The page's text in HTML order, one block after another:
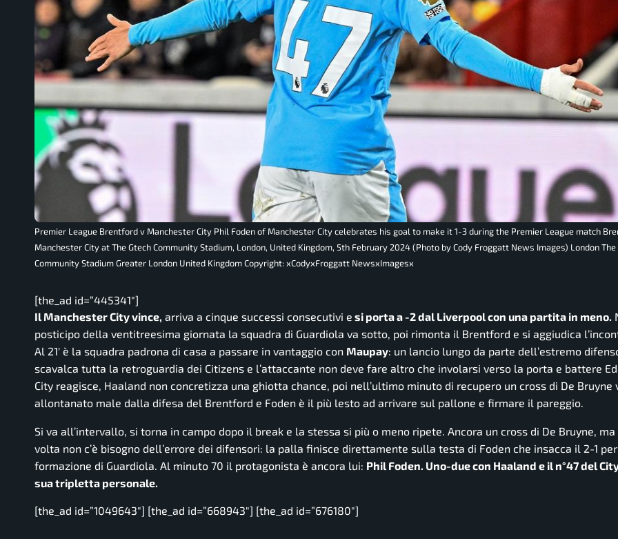
Premier League Brentford v Manchester City Phil Foden of Manchester City celebrates his goal to make it 1-3 during the Premier League match
Manchester City at The Gtech Community Stadium, London, United Kingdom, 5th February 2024 (Photo by Cody Froggatt News Images) London The
Community Stadium Greater London United Kingdom Copyright: xCodyxFroggatt NewsxImagesx
[the_ad id=”445341″]
Il Manchester City vince, arriva a cinque successi consecutivi e si porta a -2 dal Liverpool con una partita in meno.
posticipo della ventitreesima giornata la squadra di Guardiola va sotto, poi rimonta il Brentford e si aggiudica
Al 21′ è la squadra padrona di casa a passare in vantaggio con Maupay: un lancio lungo da parte dell’estremo
scavalca tutta la retroguardia dei Citizens e l’attaccante non deve fare altro che involarsi verso la porta e battere
City reagisce, Haaland non concretizza una ghiotta chance, poi nell’ultimo minuto di recupero un cross di De Bruyne
allontanato male dalla difesa del Brentford e Foden è il più lesto ad arrivare sul pallone e firmare il pareggio.
Si va all’intervallo, si torna in campo dopo il break e la stessa si più o meno ripete. Ancora un cross di De Bruyne,
volta non c’è bisogno dell’errore dei difensori: la palla finisce direttamente sulla testa di Foden che insacca il 2-1
formazione di Guardiola. Al minuto 70 il protagonista è ancora lui: Phil Foden. Uno-due con Haaland e il n°47 del
sua tripletta personale.
[the_ad id=”1049643″] [the_ad id=”668943″] [the_ad id=”676180″]